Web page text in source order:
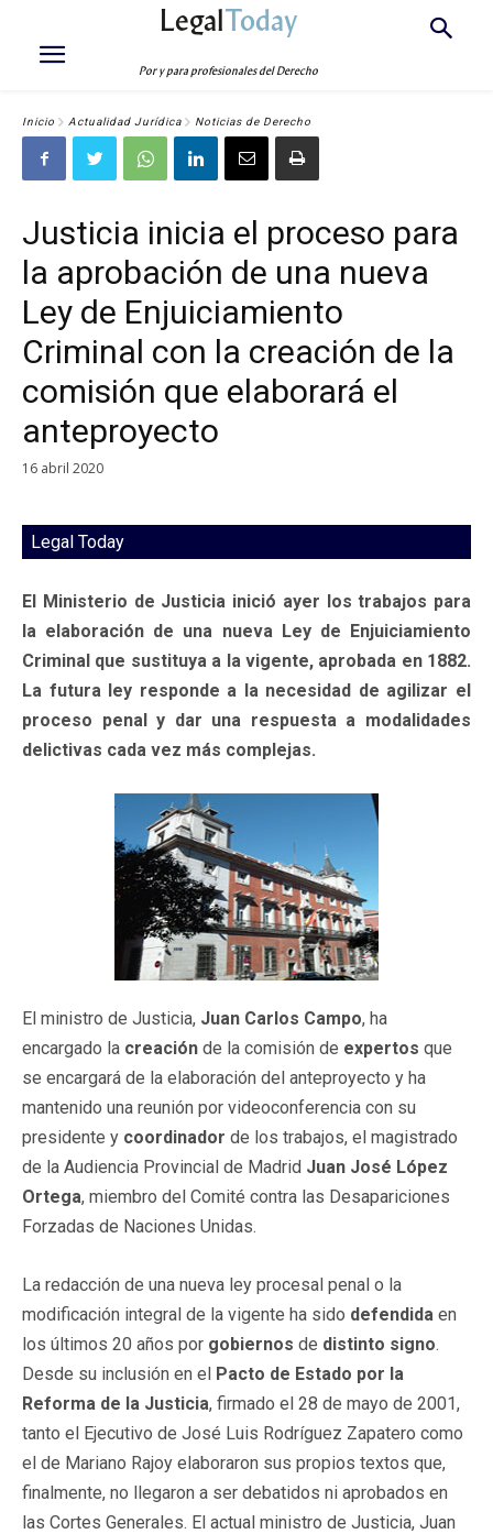
LegalToday
Por y para profesionales del Derecho
Inicio Actualidad Jurídica Noticias de Derecho
Justicia inicia el proceso para
la aprobación de una nueva
Ley de Enjuiciamiento
Criminal con la creación de la
comisión que elaborará el
anteproyecto
16 abril 2020
Legal Today
El Ministerio de Justicia inició ayer los trabajos para
la elaboración de una nueva Ley de Enjuiciamiento
Criminal que sustituya a la vigente, aprobada en 1882.
La futura ley responde a la necesidad de agilizar el
proceso penal y dar una respuesta a modalidades
delictivas cada vez más complejas.
El ministro de Justicia, Juan Carlos Campo, ha
encargado la creación de la comisión de expertos que
se encargará de la elaboración del anteproyecto y ha
mantenido una reunión por videoconferencia con su
presidente y coordinador de los trabajos, el magistrado
de la Audiencia Provincial de Madrid Juan José López
Ortega, miembro del Comité contra las Desapariciones
Forzadas de Naciones Unidas.
La redacción de una nueva ley procesal penal o la
modificación integral de la vigente ha sido defendida en
los últimos 20 años por gobiernos de distinto signo.
Desde su inclusión en el Pacto de Estado por la
Reforma de la Justicia, firmado el 28 de mayo de 2001,
tanto el Ejecutivo de José Luis Rodríguez Zapatero como
el de Mariano Rajoy elaboraron sus propios textos que,
finalmente, no llegaron a ser debatidos ni aprobados en
las Cortes Generales. El actual ministro de Justicia, Juan